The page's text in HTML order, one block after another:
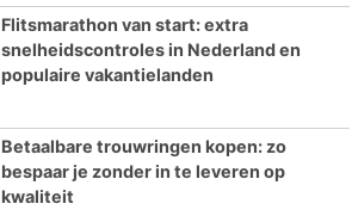
Flitsmarathon van start: extra
snelheidscontroles in Nederland en
populaire vakantielanden
Betaalbare trouwringen kopen: zo
bespaar je zonder in te leveren op
kwaliteit